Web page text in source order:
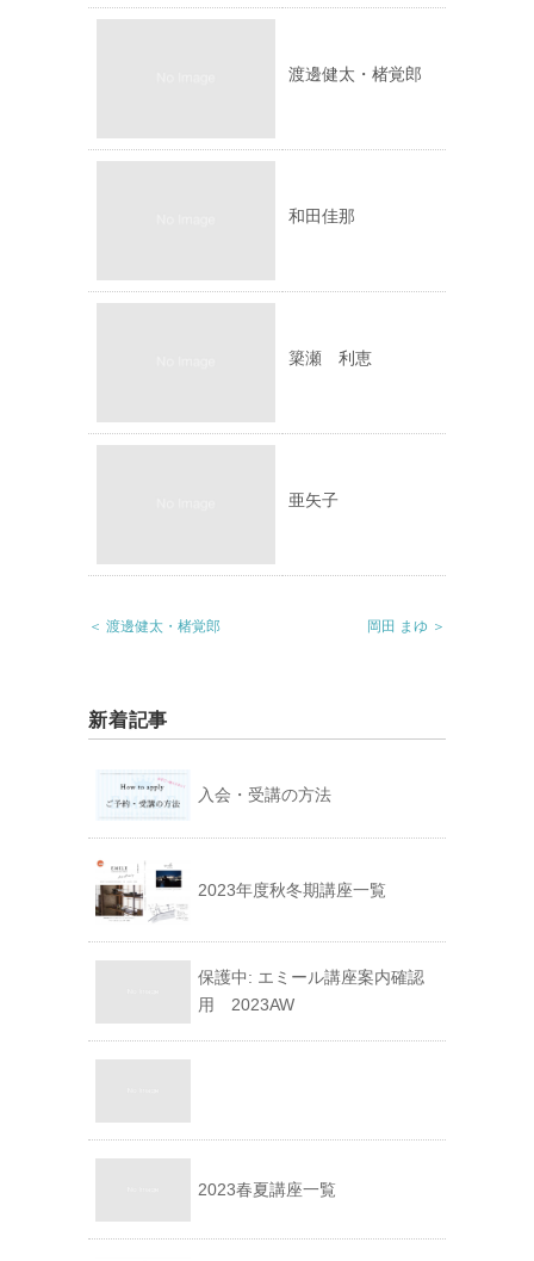
渡邊健太・楮覚郎
和田佳那
簗瀬 利恵
亜矢子
＜ 渡邊健太・楮覚郎 岡田 まゆ ＞
新着記事
入会・受講の方法
2023年度秋冬期講座一覧
保護中: エミール講座案内確認
用 2023AW
2023春夏講座一覧